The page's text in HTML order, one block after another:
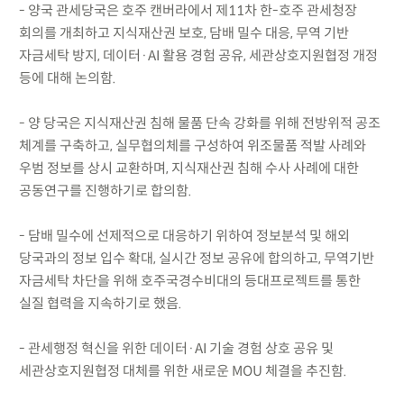
- 양국 관세당국은 호주 캔버라에서 제11차 한-호주 관세청장
회의를 개최하고 지식재산권 보호, 담배 밀수 대응, 무역 기반
자금세탁 방지, 데이터·AI 활용 경험 공유, 세관상호지원협정 개정
등에 대해 논의함.
- 양 당국은 지식재산권 침해 물품 단속 강화를 위해 전방위적 공조
체계를 구축하고, 실무협의체를 구성하여 위조물품 적발 사례와
우범 정보를 상시 교환하며, 지식재산권 침해 수사 사례에 대한
공동연구를 진행하기로 합의함.
- 담배 밀수에 선제적으로 대응하기 위하여 정보분석 및 해외
당국과의 정보 입수 확대, 실시간 정보 공유에 합의하고, 무역기반
자금세탁 차단을 위해 호주국경수비대의 등대프로젝트를 통한
실질 협력을 지속하기로 했음.
- 관세행정 혁신을 위한 데이터·AI 기술 경험 상호 공유 및
세관상호지원협정 대체를 위한 새로운 MOU 체결을 추진함.